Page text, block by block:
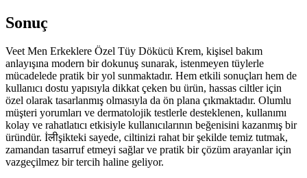
Sonuç
Veet Men Erkeklere Özel Tüy Dökücü Krem, kişisel bakım
anlayışına modern bir dokunuş sunarak, istenmeyen tüylerle
mücadelede pratik bir yol sunmaktadır. Hem etkili sonuçları hem de
kullanıcı dostu yapısıyla dikkat çeken bu ürün, hassas ciltler için
özel olarak tasarlanmış olmasıyla da ön plana çıkmaktadır. Olumlu
müşteri yorumları ve dermatolojik testlerle desteklenen, kullanımı
kolay ve rahatlatıcı etkisiyle kullanıcılarının beğenisini kazanmış bir
üründür. İलीşikteki sayede, ciltinizi rahat bir şekilde temiz tutmak,
zamandan tasarruf etmeyi sağlar ve pratik bir çözüm arayanlar için
vazgeçilmez bir tercih haline geliyor.